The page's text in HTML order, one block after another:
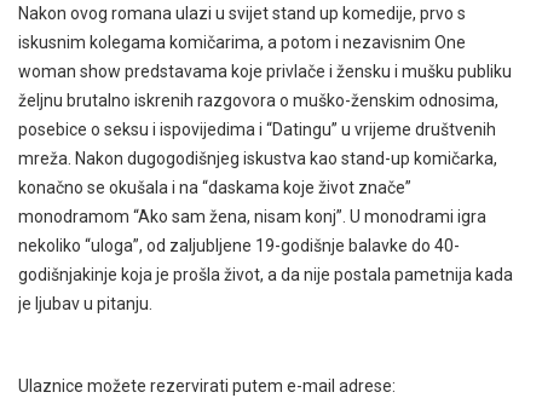
Nakon ovog romana ulazi u svijet stand up komedije, prvo s
iskusnim kolegama komičarima, a potom i nezavisnim One
woman show predstavama koje privlače i žensku i mušku publiku
željnu brutalno iskrenih razgovora o muško-ženskim odnosima,
posebice o seksu i ispovijedima i “Datingu” u vrijeme društvenih
mreža. Nakon dugogodišnjeg iskustva kao stand-up komičarka,
konačno se okušala i na “daskama koje život znače”
monodramom “Ako sam žena, nisam konj”. U monodrami igra
nekoliko “uloga”, od zaljubljene 19-godišnje balavke do 40-
godišnjakinje koja je prošla život, a da nije postala pametnija kada
je ljubav u pitanju.
Ulaznice možete rezervirati putem e-mail adrese: